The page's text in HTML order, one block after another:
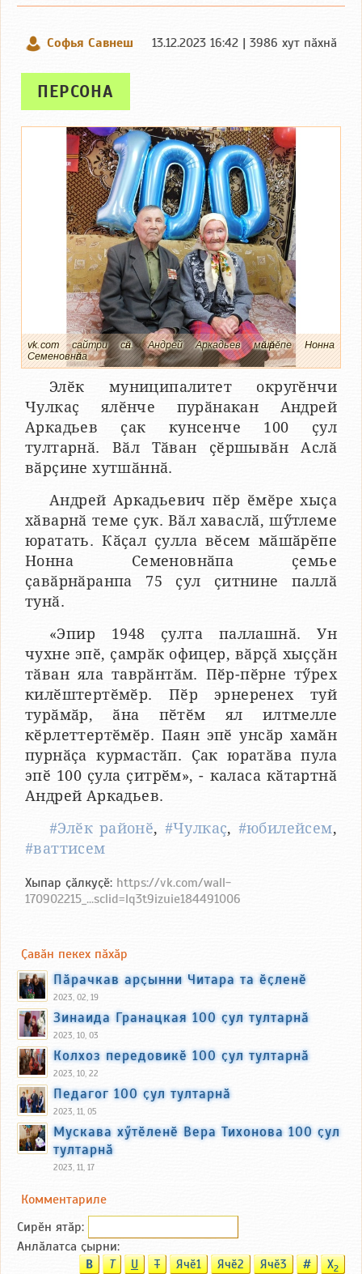
Софья Савнеш 13.12.2023 16:42 | 3986 хут пӑхнӑ
ПЕРСОНА
vk.com сайтри сӑн. Андрей Аркадьев мӑшӑрӗпе Нонна
Семеновнӑпа
Элӗк муниципалитет округӗнчи
Чулкаҫ ялӗнче пурӑнакан Андрей
Аркадьев ҫак кунсенче 100 ҫул
тултарнӑ. Вӑл Тӑван ҫӗршывӑн Аслӑ
вӑрҫине хутшӑннӑ.
Андрей Аркадьевич пӗр ӗмӗре хыҫа
хӑварнӑ теме ҫук. Вӑл хаваслӑ, шӳтлеме
юратать. Кӑҫал ҫулла вӗсем мӑшӑрӗпе
Нонна Семеновнӑпа ҫемье
ҫавӑрнӑранпа 75 ҫул ҫитнине паллӑ
тунӑ.
«Эпир 1948 ҫулта паллашнӑ. Ун
чухне эпӗ, ҫамрӑк офицер, вӑрҫӑ хыҫҫӑн
тӑван яла таврӑнтӑм. Пӗр-пӗрне тӳрех
килӗштертӗмӗр. Пӗр эрнеренех туй
турӑмӑр, ӑна пӗтӗм ял илтмелле
кӗрлеттертӗмӗр. Паян эпӗ унсӑр хамӑн
пурнӑҫа курмастӑп. Ҫак юратӑва пула
эпӗ 100 ҫула ҫитрӗм», - каласа кӑтартнӑ
Андрей Аркадьев.
#Элӗк районӗ, #Чулкаҫ, #юбилейсем,
#ваттисем
Хыпар ҫӑлкуҫӗ: https://vk.com/wall-
170902215_...sclid=lq3t9izuie184491006
Ҫавӑн пекех пӑхӑр
Пӑрачкав арҫынни Читара та ӗҫленӗ
2023, 02, 19
Зинаида Гранацкая 100 ҫул тултарнӑ
2023, 10, 03
Колхоз передовикӗ 100 ҫул тултарнӑ
2023, 10, 22
Педагог 100 ҫул тултарнӑ
2023, 11, 05
Мускава хӳтӗленӗ Вера Тихонова 100 ҫул
тултарнӑ
2023, 11, 17
Комментариле
Сирӗн ятӑp:
Анлӑлатса ҫырни:
B T U T Ячӗ1 Ячӗ2 Ячӗ3 # X2